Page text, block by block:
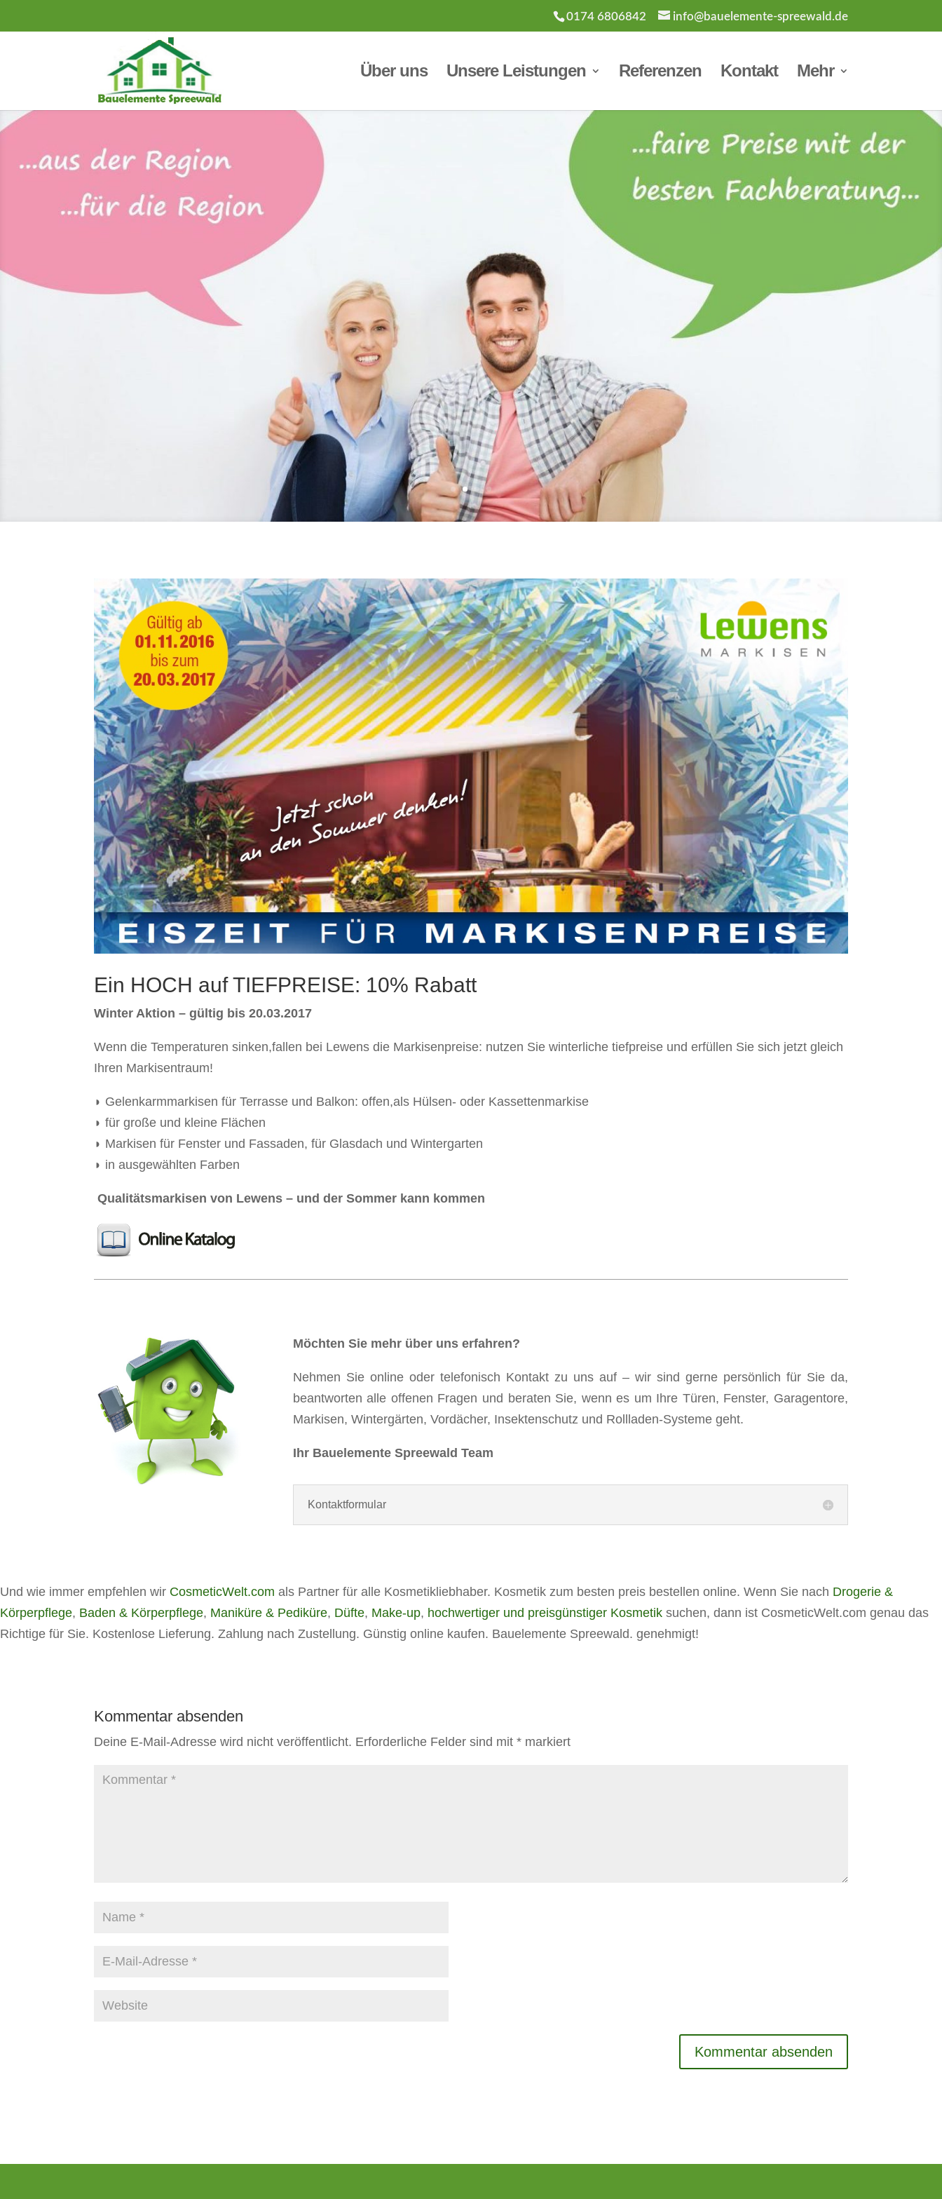
0174 6806842 info@bauelemente-spreewald.de
Über uns Unsere Leistungen Referenzen Kontakt Mehr
Ein HOCH auf TIEFPREISE: 10% Rabatt
Winter Aktion – gültig bis 20.03.2017
Wenn die Temperaturen sinken,fallen bei Lewens die Markisenpreise: nutzen Sie winterliche tiefpreise und erfüllen Sie sich jetzt gleich
Ihren Markisentraum!
◗ Gelenkarmmarkisen für Terrasse und Balkon: offen,als Hülsen- oder Kassettenmarkise
◗ für große und kleine Flächen
◗ Markisen für Fenster und Fassaden, für Glasdach und Wintergarten
◗ in ausgewählten Farben
Qualitätsmarkisen von Lewens – und der Sommer kann kommen
Möchten Sie mehr über uns erfahren?
Nehmen Sie online oder telefonisch Kontakt zu uns auf – wir sind gerne persönlich für Sie da,
beantworten alle offenen Fragen und beraten Sie, wenn es um Ihre Türen, Fenster, Garagentore,
Markisen, Wintergärten, Vordächer, Insektenschutz und Rollladen-Systeme geht.
Ihr Bauelemente Spreewald Team
Kontaktformular
Und wie immer empfehlen wir CosmeticWelt.com als Partner für alle Kosmetikliebhaber. Kosmetik zum besten preis bestellen online. Wenn Sie nach Drogerie &
Körperpflege, Baden & Körperpflege, Maniküre & Pediküre, Düfte, Make-up, hochwertiger und preisgünstiger Kosmetik suchen, dann ist CosmeticWelt.com genau das
Richtige für Sie. Kostenlose Lieferung. Zahlung nach Zustellung. Günstig online kaufen. Bauelemente Spreewald. genehmigt!
Kommentar absenden
Deine E-Mail-Adresse wird nicht veröffentlicht. Erforderliche Felder sind mit* markiert